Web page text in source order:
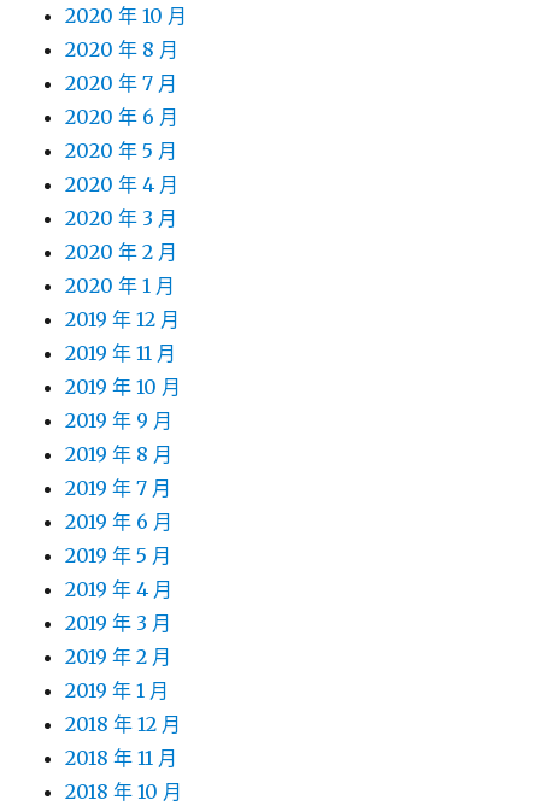
2020 年 10 月
2020 年 8 月
2020 年 7 月
2020 年 6 月
2020 年 5 月
2020 年 4 月
2020 年 3 月
2020 年 2 月
2020 年 1 月
2019 年 12 月
2019 年 11 月
2019 年 10 月
2019 年 9 月
2019 年 8 月
2019 年 7 月
2019 年 6 月
2019 年 5 月
2019 年 4 月
2019 年 3 月
2019 年 2 月
2019 年 1 月
2018 年 12 月
2018 年 11 月
2018 年 10 月